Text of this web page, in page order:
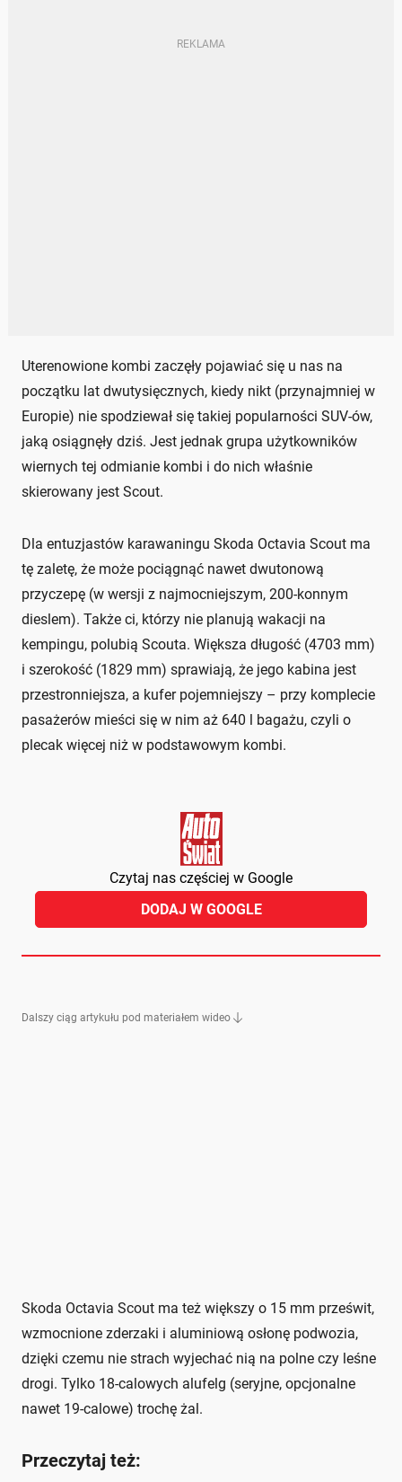
Uterenowione kombi zaczęły pojawiać się u nas na
początku lat dwutysięcznych, kiedy nikt (przynajmniej w
Europie) nie spodziewał się takiej popularności SUV-ów,
jaką osiągnęły dziś. Jest jednak grupa użytkowników
wiernych tej odmianie kombi i do nich właśnie
skierowany jest Scout.
Dla entuzjastów karawaningu Skoda Octavia Scout ma
tę zaletę, że może pociągnąć nawet dwutonową
przyczepę (w wersji z najmocniejszym, 200-konnym
dieslem). Także ci, którzy nie planują wakacji na
kempingu, polubią Scouta. Większa długość (4703 mm)
i szerokość (1829 mm) sprawiają, że jego kabina jest
przestronniejsza, a kufer pojemniejszy – przy komplecie
pasażerów mieści się w nim aż 640 l bagażu, czyli o
plecak więcej niż w podstawowym kombi.
Czytaj nas częściej w Google
DODAJ W GOOGLE
Dalszy ciąg artykułu pod materiałem wideo
Skoda Octavia Scout ma też większy o 15 mm prześwit,
wzmocnione zderzaki i aluminiową osłonę podwozia,
dzięki czemu nie strach wyjechać nią na polne czy leśne
drogi. Tylko 18-calowych alufelg (seryjne, opcjonalne
nawet 19-calowe) trochę żal.
Przeczytaj też: